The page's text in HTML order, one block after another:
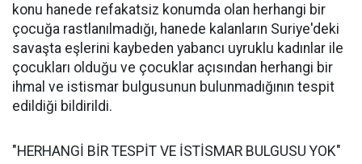
konu hanede refakatsiz konumda olan herhangi bir
çocuğa rastlanılmadığı, hanede kalanların Suriye'deki
savaşta eşlerini kaybeden yabancı uyruklu kadınlar ile
çocukları olduğu ve çocuklar açısından herhangi bir
ihmal ve istismar bulgusunun bulunmadığının tespit
edildiği bildirildi.
"HERHANGİ BİR TESPİT VE İSTİSMAR BULGUSU YOK"